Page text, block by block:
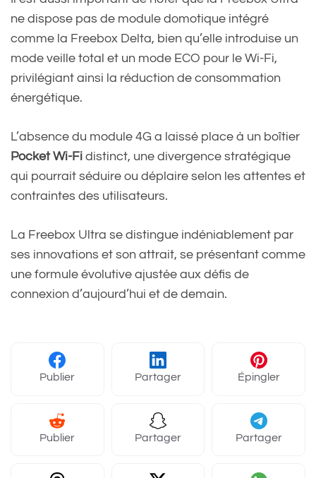
ne dispose pas de module domotique intégré
comme la Freebox Delta, bien qu’elle introduise un
mode veille total et un mode ECO pour le Wi-Fi,
privilégiant ainsi la réduction de consommation
énergétique.
L’absence du module 4G a laissé place à un boîtier
Pocket Wi-Fi distinct, une divergence stratégique
qui pourrait séduire ou déplaire selon les attentes et
contraintes des utilisateurs.
La Freebox Ultra se distingue indéniablement par
ses innovations et son attrait, se présentant comme
une formule évolutive ajustée aux défis de
connexion d’aujourd’hui et de demain.
Publier Partager Épingler
Publier Partager Partager